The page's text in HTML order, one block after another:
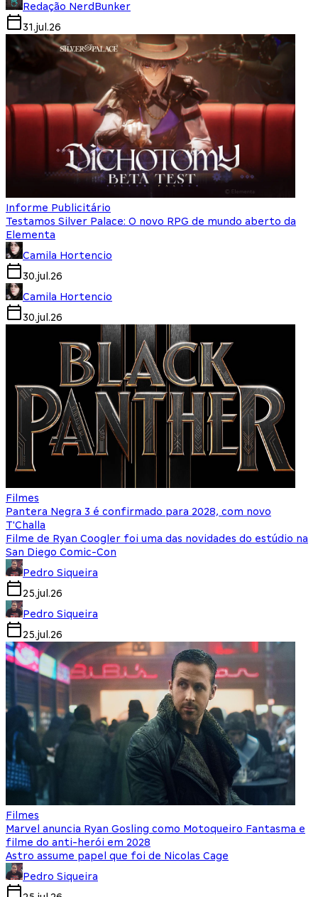
Redação NerdBunker
31.jul.26
Informe Publicitário
Testamos Silver Palace: O novo RPG de mundo aberto da
Elementa
Camila Hortencio
30.jul.26
Camila Hortencio
30.jul.26
Filmes
Pantera Negra 3 é confirmado para 2028, com novo
T'Challa
Filme de Ryan Coogler foi uma das novidades do estúdio na
San Diego Comic-Con
Pedro Siqueira
25.jul.26
Pedro Siqueira
25.jul.26
Filmes
Marvel anuncia Ryan Gosling como Motoqueiro Fantasma e
filme do anti-herói em 2028
Astro assume papel que foi de Nicolas Cage
Pedro Siqueira